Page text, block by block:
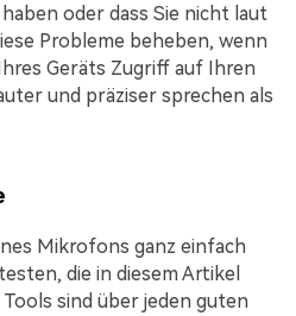
oder dass Sie nicht laut
Probleme beheben, wenn
Geräts Zugriff auf Ihren
und präziser sprechen als
Mikrofons ganz einfach
die in diesem Artikel
sind über jeden guten